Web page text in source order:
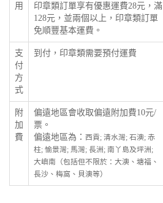
用
印章類訂單享有優惠運費28元，滿
128元，並兩個以上，印章類訂單
免順豐基本運費。
支
付
方
式
到付，印章類需要預付運費
附
加
費
偏遠地區會收取偏遠附加費10元/
票。
偏遠地區為： 西貢; 清水灣; 石澳; 赤
柱; 愉景灣; 馬灣; 長洲; 南丫島及坪洲;
大嶼南（包括但不限於：大澳、塘福、
長沙、梅窩、貝澳等）